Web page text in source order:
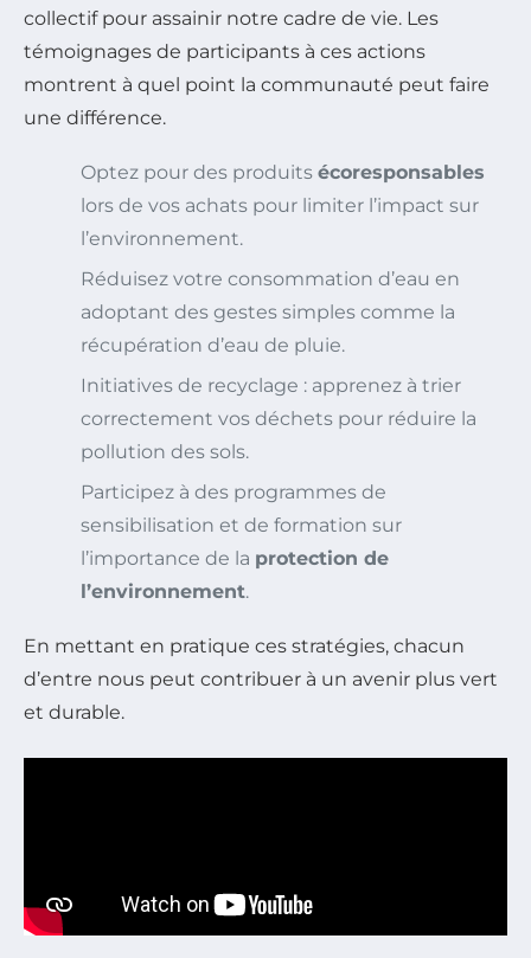
collectif pour assainir notre cadre de vie. Les
témoignages de participants à ces actions
montrent à quel point la communauté peut faire
une différence.
Optez pour des produits écoresponsables
lors de vos achats pour limiter l’impact sur
l’environnement.
Réduisez votre consommation d’eau en
adoptant des gestes simples comme la
récupération d’eau de pluie.
Initiatives de recyclage : apprenez à trier
correctement vos déchets pour réduire la
pollution des sols.
Participez à des programmes de
sensibilisation et de formation sur
l’importance de la protection de
l’environnement.
En mettant en pratique ces stratégies, chacun
d’entre nous peut contribuer à un avenir plus vert
et durable.